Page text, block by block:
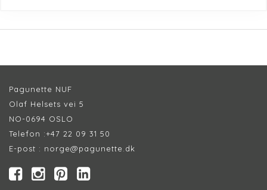
Pagunette NUF
Olaf Helsets vei 5
NO-0694 OSLO
Telefon :+47 22 09 31 50
E-post : norge@pagunette.dk